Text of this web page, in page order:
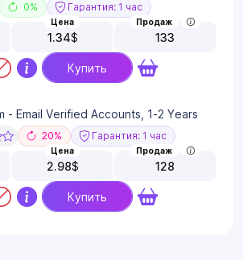
0% Гарантия: 1 час
Цена
1.34$
Продаж
133
Купить
- Email Verified Accounts, 1-2 Years
20% Гарантия: 1 час
Цена
2.98$
Продаж
128
Купить